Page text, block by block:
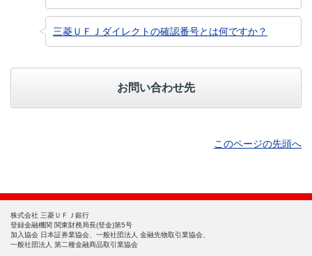
三菱ＵＦＪダイレクトの確認番号とは何ですか？
お問い合わせ先
このページの先頭へ
株式会社 三菱ＵＦＪ銀行
登録金融機関 関東財務局長(登金)第5号
加入協会 日本証券業協会、一般社団法人 金融先物取引業協会、
一般社団法人 第二種金融商品取引業協会